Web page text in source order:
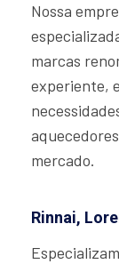
Nossa
marcas
experiente,
mercado.
Rinnai,